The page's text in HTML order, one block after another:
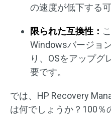
の速度が低下する
限られた互換性：
Windowsバージョ
り、OSをアップグ
要です。
では、HP Recovery
は何でしょうか？100％